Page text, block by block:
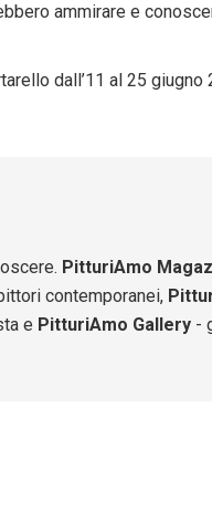
ammirare e
dall’11 al 25
PitturiAmo
contemporanei,
e PitturiAmo Gallery -